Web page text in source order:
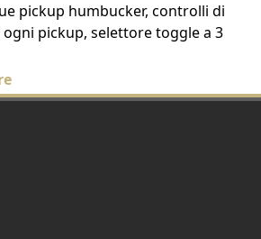
pickup humbucker, controlli di
pickup, selettore toggle a 3